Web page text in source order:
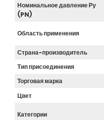
Номинальное давление Ру
(PN)
Область применения
Страна-производитель
Тип присоединения
Торговая марка
Цвет
Категории